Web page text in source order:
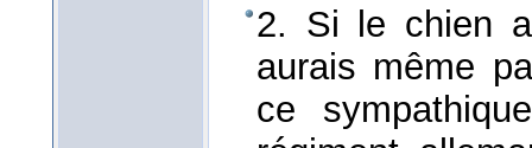
2. Si le chien
aurais même
ce